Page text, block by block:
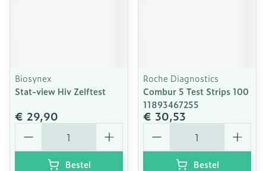
Biosynex
Stat-view Hiv Zelftest
€ 29,90
Aantal
Bestel
Roche Diagnostics
Combur 5 Test Strips 100
11893467255
€ 30,53
Aantal
Bestel